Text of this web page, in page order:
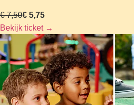
€ 7,50€ 5,75
Bekijk ticket →